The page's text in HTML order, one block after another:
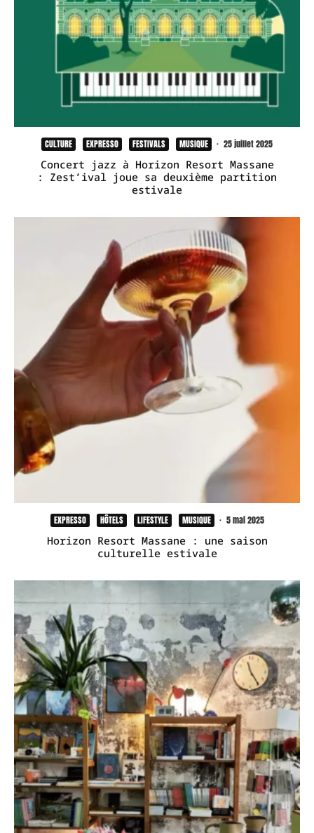
CULTURE EXPRESSO FESTIVALS MUSIQUE · 25 juillet 2025
Concert jazz à Horizon Resort Massane
: Zest’ival joue sa deuxième partition
estivale
EXPRESSO HÔTELS LIFESTYLE MUSIQUE · 5 mai 2025
Horizon Resort Massane : une saison
culturelle estivale